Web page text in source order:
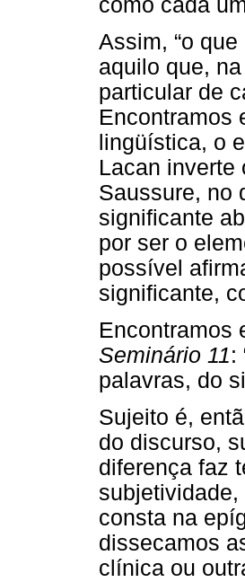
Assim, “o
aquilo que,
particular de
Encontramos
lingüística, o
Lacan inverte
Saussure, no
significante
por ser o
possível
significante,
Encontramos
Seminário 11:
palavras, do
Sujeito é,
do discurso,
diferença faz
consta na
dissecamos
clínica ou